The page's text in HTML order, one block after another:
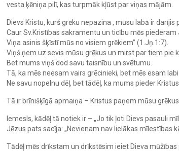
vesta ķēniņa pilī, kas turpmāk kļūst par viņas mājām.
Dievs Kristu, kurš grēku nepazina , mūsu labā ir darījis
Caur Sv.Kristības sakramentu un ticību mēs piederam
Viņa asinis šķīstī mūs no visiem grēkiem” (1.Jņ.1:7).
Viņš ņem uz sevis mūsu grēkus un mirst par tiem pie
Bet mums viņš dod savu taisnību un svētumu.
Tā, ka mēs neesam vairs grēcinieki, bet mēs esam labi
Ne savu nopelnu dēļ, bet tādēļ, ka mums pieder
Tā ir brīnišķīgā apmaiņa – Kristus paņem mūsu
Iemesls, kādēļ tā notiek ir – „Jo tik ļoti Dievs pasauli
Jēzus pats sacīja: „Nevienam nav lielākas mīlestības
Tādēļ mēs drīkstam un drīkstēsim ieiet Dieva